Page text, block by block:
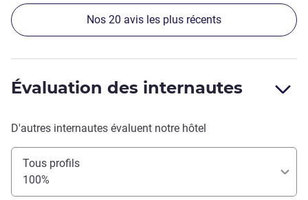
Nos 20 avis les plus récents
Évaluation des internautes
D'autres internautes évaluent notre hôtel
Tous profils
100%